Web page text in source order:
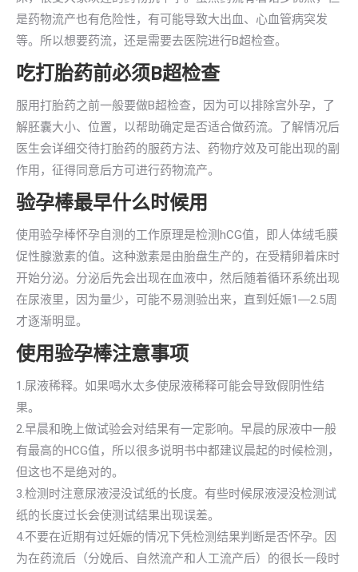
是药物流产也有危险性，有可能导致大出血、心血管病突发
等。所以想要药流，还是需要去医院进行B超检查。
吃打胎药前必须B超检查
服用打胎药之前一般要做B超检查，因为可以排除宫外孕，了
解胚囊大小、位置，以帮助确定是否适合做药流。了解情况后
医生会详细交待打胎药的服药方法、药物疗效及可能出现的副
作用，征得同意后方可进行药物流产。
验孕棒最早什么时候用
使用验孕棒怀孕自测的工作原理是检测hCG值，即人体绒毛膜
促性腺激素的值。这种激素是由胎盘生产的，在受精卵着床时
开始分泌。分泌后先会出现在血液中，然后随着循环系统出现
在尿液里，因为量少，可能不易测验出来，直到妊娠1―2.5周
才逐渐明显。
使用验孕棒注意事项
1.尿液稀释。如果喝水太多使尿液稀释可能会导致假阴性结
果。
2.早晨和晚上做试验会对结果有一定影响。早晨的尿液中一般
有最高的HCG值，所以很多说明书中都建议晨起的时候检测，
但这也不是绝对的。
3.检测时注意尿液浸没试纸的长度。有些时候尿液浸没检测试
纸的长度过长会使测试结果出现误差。
4.不要在近期有过妊娠的情况下凭检测结果判断是否怀孕。因
为在药流后（分娩后、自然流产和人工流产后）的很长一段时